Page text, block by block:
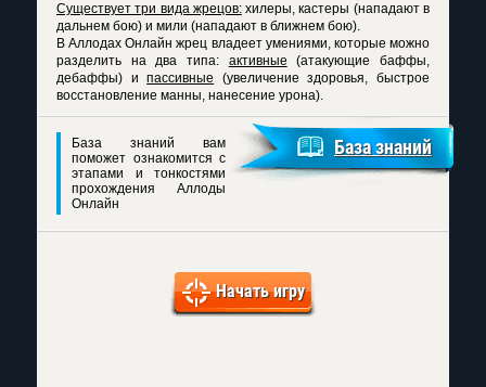
Существует три вида жрецов:хилеры, кастеры (нападают в
дальнем бою) и мили (нападают в ближнем бою).
В Аллодах Онлайн жрец владеет умениями, которые можно
разделить на два типа: активные (атакующие баффы,
дебаффы) ипассивные (увеличение здоровья, быстрое
восстановление манны, нанесение урона).
База знаний вам
поможет ознакомится с
этапами и тонкостями
прохождения Аллоды
Онлайн
База знаний
Начать игру